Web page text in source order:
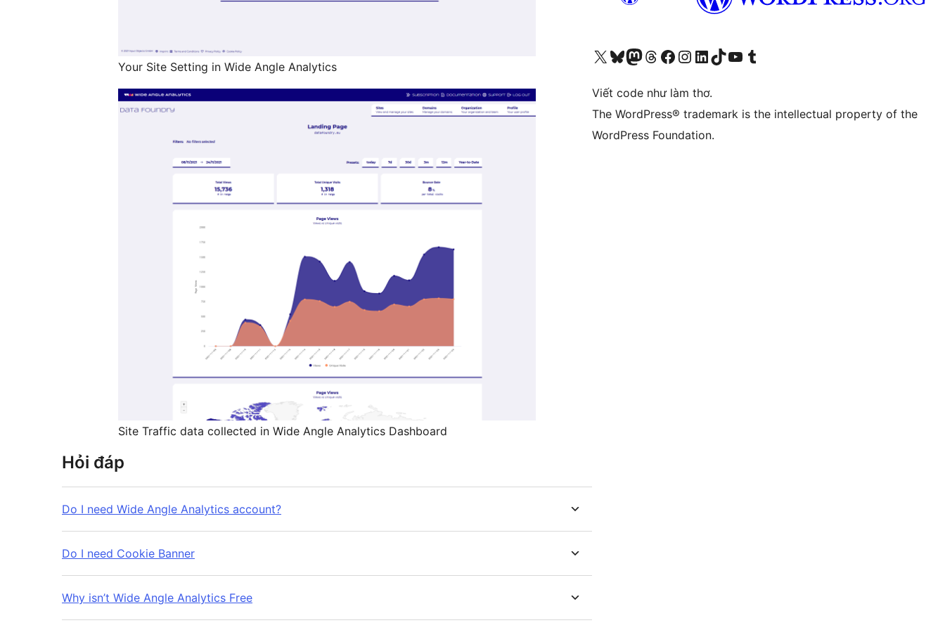
Your Site Setting in Wide Angle Analytics
Site Traffic data collected in Wide Angle Analytics Dashboard
Hỏi đáp
Do I need Wide Angle Analytics account?
Do I need Cookie Banner
Why isn’t Wide Angle Analytics Free
Truy cập tài khoản X (trước đây là Twitter) của chúng tôiVisit our Bluesky account
Visit our Mastodon account
Visit our Threads account
Xem trang Facebook của chúng tôiTruy cập tài khoản Instagram của chúng tôiTruy cập tài khoản LinkedIn của chúng tôiVisit our TikTok account
Truy cập kênh YouTube của chúng tôi Visit our Tumblr account
Viết code như làm thơ.
The WordPress® trademark is the intellectual property of the
WordPress Foundation.